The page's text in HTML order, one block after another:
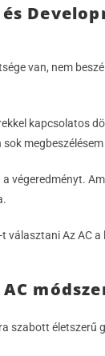
van, nem
kapcsolatos
megbeszélésem
végeredményt.
választani Az AC
szabott